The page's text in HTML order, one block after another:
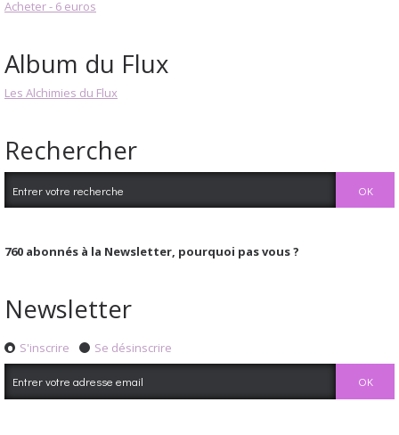
Acheter - 6 euros
Album du Flux
Les Alchimies du Flux
Rechercher
760 abonnés à la Newsletter, pourquoi pas vous ?
Newsletter
S'inscrire Se désinscrire